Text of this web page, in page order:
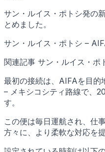
サン・ルイス・ポトシ発の
とめました。
サン・ルイス・ポトシ –
関連記事 サン・ルイス・ポ
最初の接続は、AIFAを目的
– メキシコシティ路線で、
す。
この便は毎日運航され、仕
方々に、より柔軟な対応を提